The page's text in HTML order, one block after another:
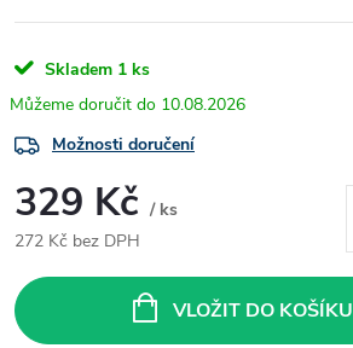
Skladem 1 ks
10.08.2026
Možnosti doručení
329 Kč / ks
272 Kč bez DPH
cena:
VLOŽIT DO KOŠÍKU